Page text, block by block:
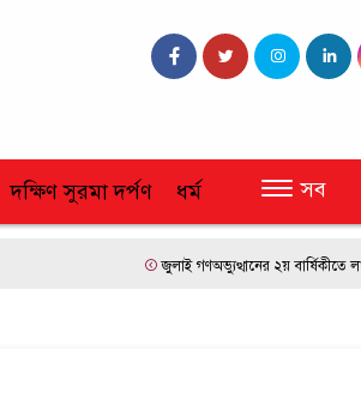
দক্ষিণ সুরমা দর্পণ ধর্ম সব
জুলাই গণঅভ্যুত্থানের ২য় বার্ষিকীতে লন্ডনে